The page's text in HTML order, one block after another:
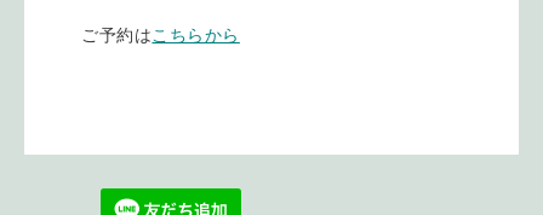
ご予約はこちらから